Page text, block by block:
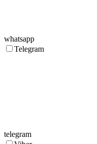
whatsapp
Telegram
telegram